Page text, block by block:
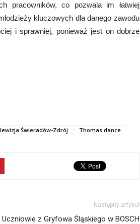
pracowników, co pozwala im łatwiej
kluczowych dla danego zawodu
i sprawniej, ponieważ jest on dobrze
Świeradów-Zdrój Thomas dance
Następny artykuł
Uczniowie z Gryfowa Śląskiego w BOSCH